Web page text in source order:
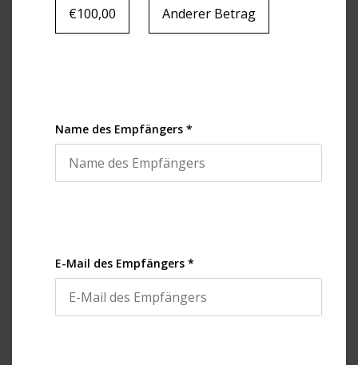
€100,00 Anderer Betrag
Name des Empfängers *
E-Mail des Empfängers *